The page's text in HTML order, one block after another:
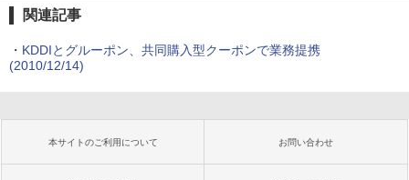
関連記事
・ KDDIとグルーポン、共同購入型クーポンで業務提携
(2010/12/14)
本サイトのご利用について お問い合わせ